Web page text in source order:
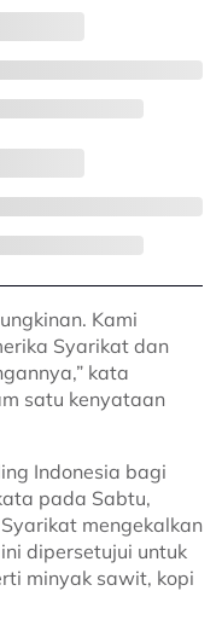
Kami
Syarikat dan
kata
satu kenyataan
Indonesia bagi
pada Sabtu,
mengekalkan
dipersetujui untuk
minyak sawit, kopi